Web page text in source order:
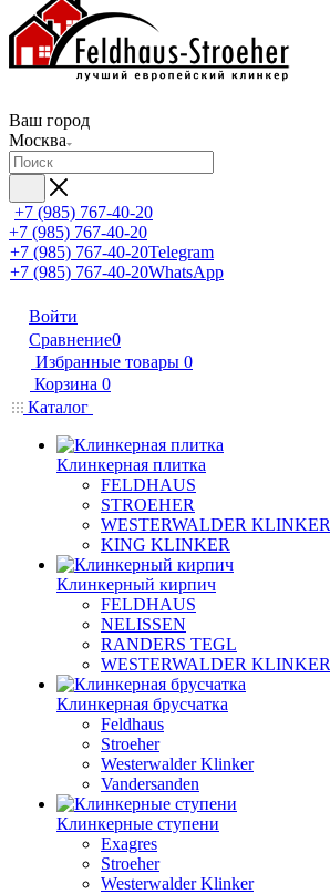
Ваш город
Москва
+7 (985) 767-40-20
+7 (985) 767-40-20
+7 (985) 767-40-20Telegram
+7 (985) 767-40-20WhatsApp
Войти
Сравнение0
Избранные товары 0
Корзина 0
Каталог
Клинкерная плитка
FELDHAUS
STROEHER
WESTERWALDER KLINKER
KING KLINKER
Клинкерный кирпич
FELDHAUS
NELISSEN
RANDERS TEGL
WESTERWALDER KLINKER
Клинкерная брусчатка
Feldhaus
Stroeher
Westerwalder Klinker
Vandersanden
Клинкерные ступени
Exagres
Stroeher
Westerwalder Klinker